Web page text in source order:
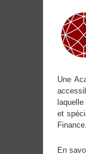
Une
et
Finance.
En